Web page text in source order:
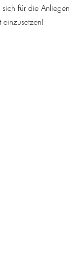
für die Anliegen
einzusetzen!